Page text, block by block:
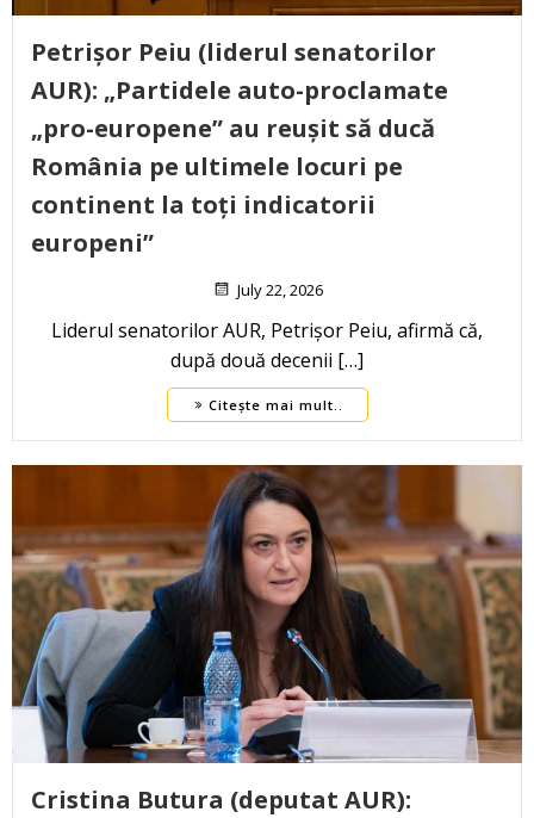
Petrișor Peiu (liderul senatorilor
AUR): „Partidele auto-proclamate
„pro-europene” au reușit să ducă
România pe ultimele locuri pe
continent la toți indicatorii
europeni”
July 22, 2026
Liderul senatorilor AUR, Petrișor Peiu, afirmă că,
după două decenii […]
Citește mai mult..
Cristina Butura (deputat AUR):